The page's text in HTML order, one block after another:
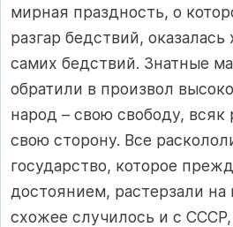
мирная праздность, о
разгар бедствий,
самих бедствий. Знатные
обратили в произвол
народ – свою свободу, всяк
свою сторону. Все
государство, которое
достоянием, растерзали на
схожее случилось и с